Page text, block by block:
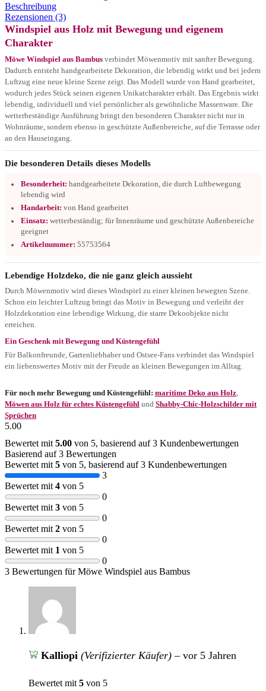
Beschreibung
Rezensionen (3)
Windspiel aus Holz mit Bewegung und eigenem
Charakter
Möwe Windspiel aus Bambus verbindet Möwenmotiv mit sanfter Bewegung.
Dadurch entsteht handgearbeitete Dekoration, die lebendig wirkt und bei jedem
Luftzug eine neue kleine Szene zeigt. Das Modell wurde von Hand gearbeitet,
wodurch jedes Stück seinen eigenen Unikatcharakter erhält. Das Ergebnis wirkt
lebendig, individuell und viel persönlicher als gewöhnliche Massenware. Die
wetterbeständige Ausführung bringt den besonderen Charakter nicht nur in
Wohnräume, sondern ebenso in geschützte Außenbereiche, auf die Terrasse oder
an den Hauseingang.
Die besonderen Details dieses Modells
Besonderheit: handgearbeitete Dekoration, die durch Luftbewegung
lebendig wird
Handarbeit: von Hand gearbeitet
Einsatz: wetterbeständig; für Innenräume und geschützte Außenbereiche
geeignet
Artikelnummer: 55753564
Lebendige Holzdeko, die nie ganz gleich aussieht
Durch Möwenmotiv wird dieses Windspiel zu einer kleinen bewegten Szene.
Schon ein leichter Luftzug bringt das Motiv in Bewegung und verleiht der
Holzdekoration eine lebendige Wirkung, die starre Dekoobjekte nicht
erreichen.
Ein Geschenk mit Bewegung und Küstengefühl
Für Balkonfreunde, Gartenliebhaber und Ostsee-Fans verbindet das Windspiel
ein liebenswertes Motiv mit der Freude an kleinen Bewegungen im Alltag.
Für noch mehr Bewegung und Küstengefühl: maritime Deko aus Holz
Möwen aus Holz für echtes Küstengefühl und Shabby-Chic-Holzschilder mit
Sprüchen
5.00
Bewertet mit 5.00 von 5, basierend auf3 Kundenbewertungen
Basierend auf 3 Bewertungen
Bewertet mit 5 von 5, basierend auf3 Kundenbewertungen
3
Bewertet mit 4 von 5
0
Bewertet mit 3 von 5
0
Bewertet mit 2 von 5
0
Bewertet mit 1 von 5
0
3 Bewertungen fürMöwe Windspiel aus Bambus
Kalliopi (Verifizierter Käufer) – vor 5 Jahren
Bewertet mit 5 von 5